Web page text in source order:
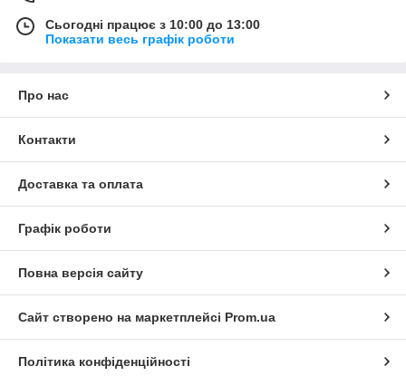
Сьогодні працює з 10:00 до 13:00
Показати весь графік роботи
Про нас
Контакти
Доставка та оплата
Графік роботи
Повна версія сайту
Сайт створено на маркетплейсі Prom.ua
Політика конфіденційності